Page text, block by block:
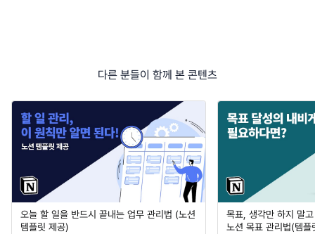
다른 분들이 함께 본 콘텐츠
오늘 할 일을 반드시 끝내는 업무 관리법 (노션
템플릿 제공)
목표, 생각만 하지 말
노션 목표 관리법(템플